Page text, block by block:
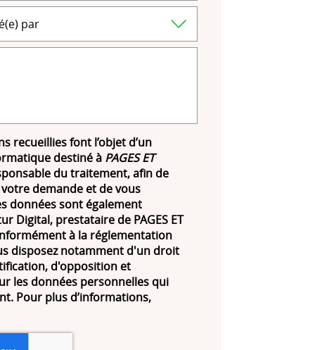
recueillies font l’objet d’un
destiné àPAGES ET
du traitement, afin de
demande et de vous
données sont également
Digital, prestataire de PAGES ET
à la réglementation
disposez notamment d'un droit
d'opposition et
les données personnelles qui
Pour plus d’informations,